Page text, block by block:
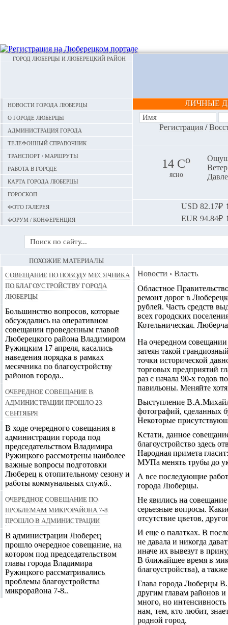
ГОРОД ЛЮБЕРЦЫ И ЛЮБЕРЕЦКИЙ РАЙОН
Новости города Люберцы
О городе Люберцы
Администрация города
Телефонный справочник
Транспорт / маршруты
Работа в городе
Карта города Люберцы
Гороскоп
Фото галерея
Форум / конференция
ЛИЧНЫЕ
Регистрация/
14 Сo
ясно
USD 82.17₽
EUR 94.84₽
Новости › Власть
Областное
ремонт дорог в
рублей. Часть средств
всех городских
Котельническая.
На очередном
затеян такой
точки исторической
торговых предприятий
раз с начала 90-х годов
павильоны. Меняйте
Выступление
фотографий, сделанных
Некоторые
Кстати, данное
благоустройство здесь
Народная примета
МУПа менять трубы до
А все последующие
города Люберцы.
Не явились на
серьезные вопросы.
отсутствие цветов,
И еще о палатках. В
не давала и никогда
иначе их вывезут в
В ближайшее время в
благоустройства), а
Глава города Люберцы
другим главам районов
много, но
нам, тем, кто любит,
родной город.
ПОХОЖИЕ МАТЕРИАЛЫ
Совещание по поводу месячника
по благоустройству города
Люберцы
Большинство вопросов, которые
обсуждались на оперативном
совещании проведенным главой
Люберецкого района Владимиром
Ружицким 17 апреля, касались
наведения порядка в рамках
месячника по благоустройству
районов города..
Очередное совещание в
администрации прошло 23
сентября
В ходе очередного совещания в
администрации города под
председательством Владимира
Ружицкого рассмотрены наиболее
важные вопросы подготовки
Люберец к отопительному сезону и
работы коммунальных служб..
Очередное совещание по
проблемам микрорайона 7-8
прошло в администрации
В администрации Люберец
прошло очередное совещание, на
котором под председательством
главы города Владимира
Ружицкого рассматривались
проблемы благоустройства
микрорайона 7-8..